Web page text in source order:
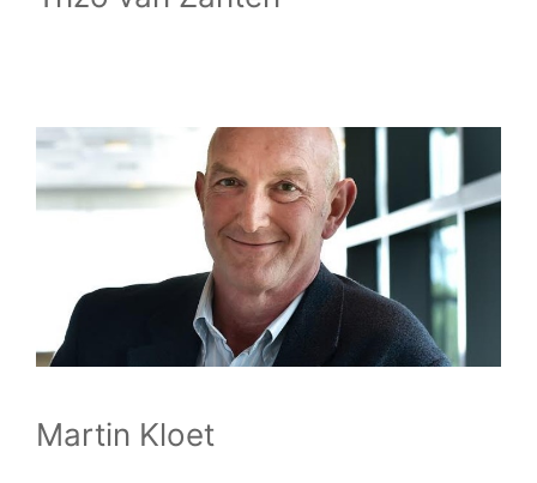
Martin Kloet